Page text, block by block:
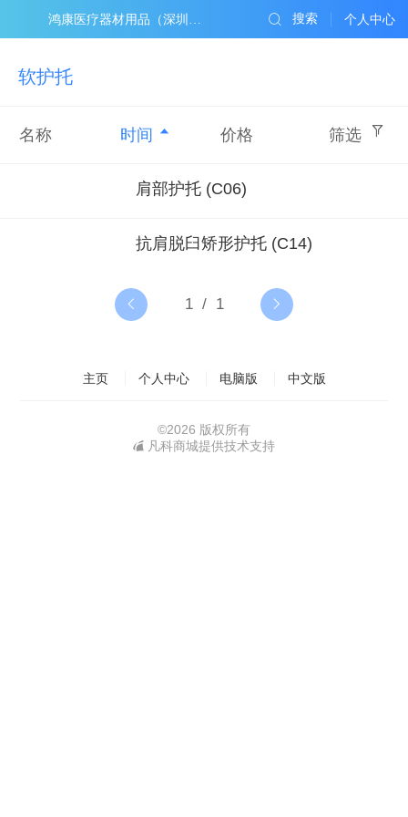
鸿康医疗器材用品（深圳）有限公司 个人中心
搜索
软护托
名称 时间 价格 筛选
肩部护托 (C06)
抗肩脱臼矫形护托 (C14)
主页 个人中心 电脑版 中文版
©2026 版权所有
凡科商城提供技术支持